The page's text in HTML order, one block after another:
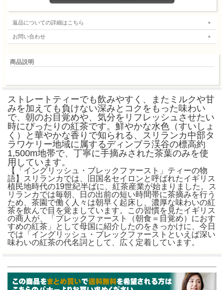
返品についての詳細はこちら
お問い合わせ
商品説明
ストレートティーでも飲みやすく、またミルクや甘
みを加えても負けない深みとコクをもった味わい
で、朝のお目覚めや、気分をリフレッシュさせたい
時にぴったりの紅茶です。鮮やかな水色（すいしょ
く）と華やかな香りで知られる、スリランカ中部タ
ラワケリー地域に属するディンブラ渓谷の標高約
1,500m地帯で、丁寧に手摘みされた茶葉のみを使
用しています。
【「イングリッシュ・ブレックファースト」ティーの物
語】スリランカでは、旧国名セイロンと呼ばれたイギリス
植民地時代の19世紀半ばに、紅茶産業が始まりました。ス
リランカでは毎朝、日の出前の短い時間帯に茶摘みを行う
ため、茶園で働く人々は朝早く起床し、濃厚な味わいの紅
茶を飲んで目を覚ましています。この習慣を見たイギリス
の商人が、「ブレックファースト（朝食＝目覚め）におす
すめの紅茶」として母国に紹介したのをきっかけに、今日
では「イングリッシュ・ブレックファーストといえば深い
味わいの紅茶の代名詞として、広く定着しています。